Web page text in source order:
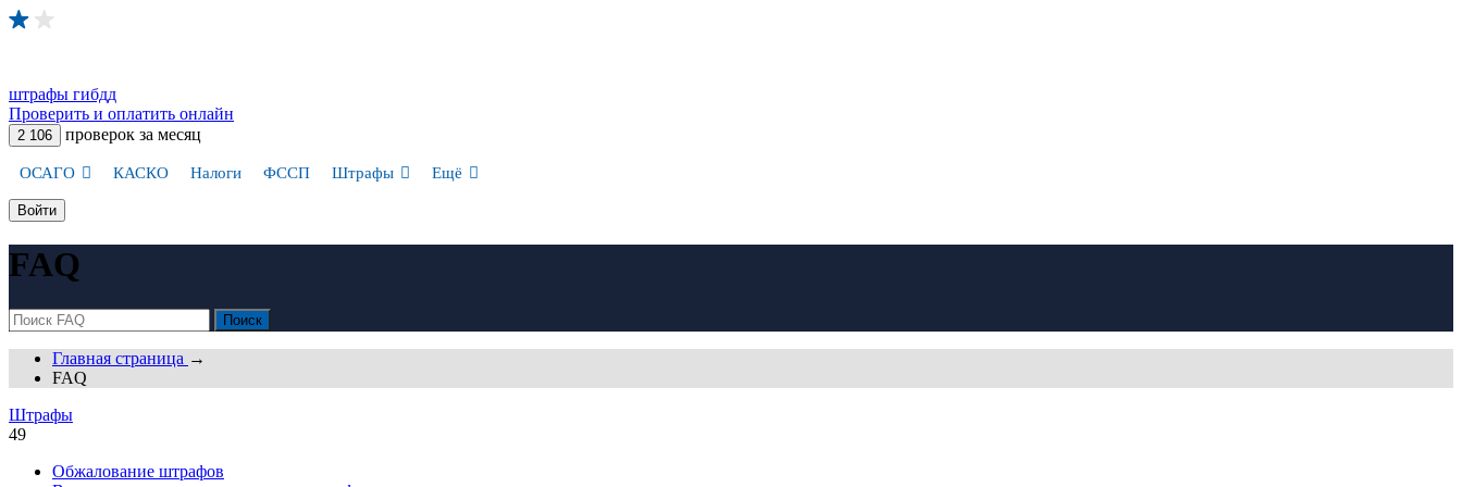
штрафы гибдд
Проверить и оплатить онлайн
2 106 проверок за месяц
ОСАГО КАСКО Налоги ФССП Штрафы Ещё
Войти
FAQ
Главная страница →
FAQ
Штрафы
49
Обжалование штрафов